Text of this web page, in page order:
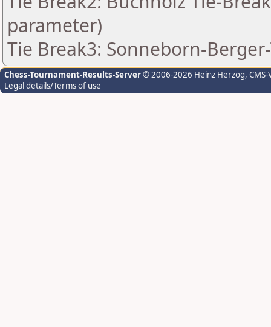
parameter)
Tie Break3: Sonneborn-
Chess-Tournament-Results-Server© 2006-2026 Heinz Herzog,
Legal details/Terms of use